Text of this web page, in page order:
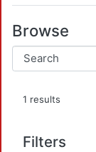
Browse
1 results
Filters